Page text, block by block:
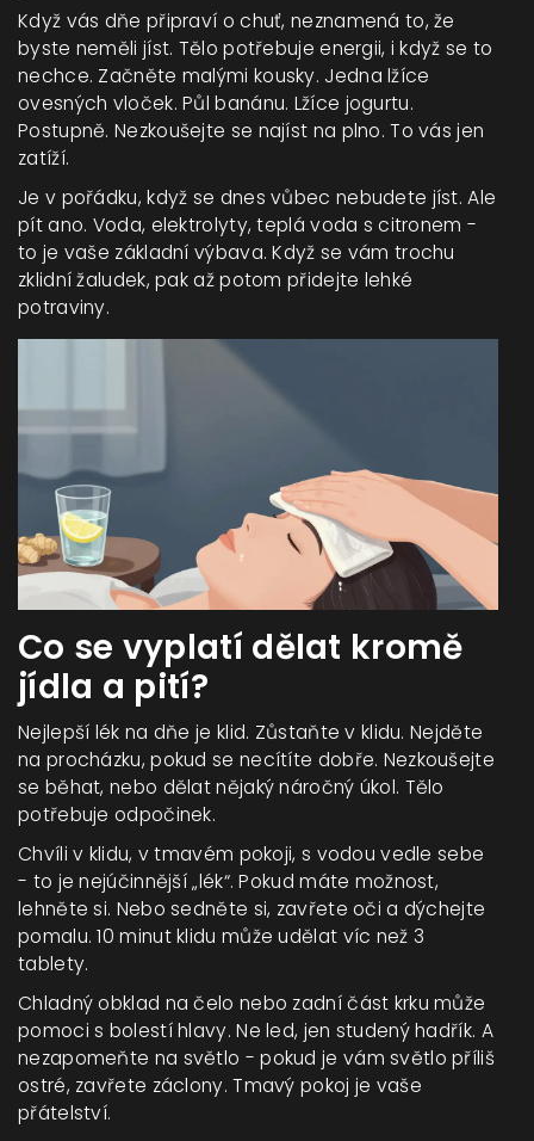
Když vás dňe připraví o chuť, neznamená to, že
byste neměli jíst. Tělo potřebuje energii, i když se to
nechce. Začněte malými kousky. Jedna lžíce
ovesných vloček. Půl banánu. Lžíce jogurtu.
Postupně. Nezkoušejte se najíst na plno. To vás jen
zatíží.
Je v pořádku, když se dnes vůbec nebudete jíst. Ale
pít ano. Voda, elektrolyty, teplá voda s citronem -
to je vaše základní výbava. Když se vám trochu
zklidní žaludek, pak až potom přidejte lehké
potraviny.
Co se vyplatí dělat kromě
jídla a pití?
Nejlepší lék na dňe je klid. Zůstaňte v klidu. Nejděte
na procházku, pokud se necítíte dobře. Nezkoušejte
se běhat, nebo dělat nějaký náročný úkol. Tělo
potřebuje odpočinek.
Chvíli v klidu, v tmavém pokoji, s vodou vedle sebe
- to je nejúčinnější „lék“. Pokud máte možnost,
lehněte si. Nebo sedněte si, zavřete oči a dýchejte
pomalu. 10 minut klidu může udělat víc než 3
tablety.
Chladný obklad na čelo nebo zadní část krku může
pomoci s bolestí hlavy. Ne led, jen studený hadřík. A
nezapomeňte na světlo - pokud je vám světlo příliš
ostré, zavřete záclony. Tmavý pokoj je vaše
přátelství.